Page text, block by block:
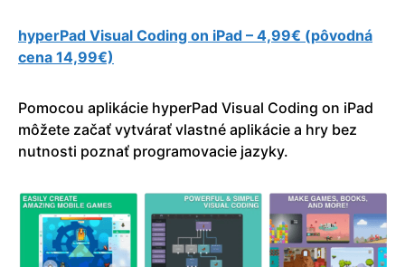
hyperPad Visual Coding on iPad – 4,99€ (pôvodná
cena 14,99€)
Pomocou aplikácie hyperPad Visual Coding on iPad
môžete začať vytvárať vlastné aplikácie a hry bez
nutnosti poznať programovacie jazyky.